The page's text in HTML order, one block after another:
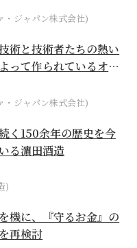
・ジャパン株式会社)
術と技術者たちの熱い
って作られているオー
・ジャパン株式会社)
く150余年の歴史を今
る濵田酒造
)
機に、『守るお金』の
再検討